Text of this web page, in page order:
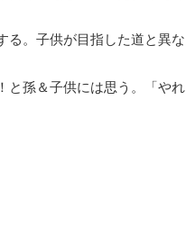
る。子供が目指した道と異な
と孫＆子供には思う。「やれ